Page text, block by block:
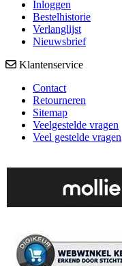
Inloggen
Bestelhistorie
Verlanglijst
Nieuwsbrief
Klantenservice
Contact
Retourneren
Sitemap
Veelgestelde vragen
Veel gestelde vragen